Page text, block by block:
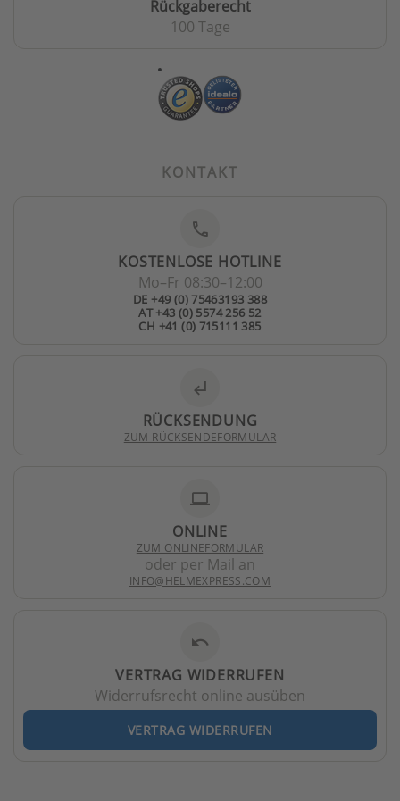
Rückgaberecht
100 Tage
KONTAKT
phone
KOSTENLOSE HOTLINE
Mo–Fr 08:30–12:00
DE +49 (0) 75463193 388
AT +43 (0) 5574 256 52
CH +41 (0) 715111 385
subdirectory_arrow_left
RÜCKSENDUNG
ZUM RÜCKSENDEFORMULAR
laptop
ONLINE
ZUM ONLINEFORMULAR
oder per Mail an
INFO@HELMEXPRESS.COM
undo
VERTRAG WIDERRUFEN
Widerrufsrecht online ausüben
VERTRAG WIDERRUFEN